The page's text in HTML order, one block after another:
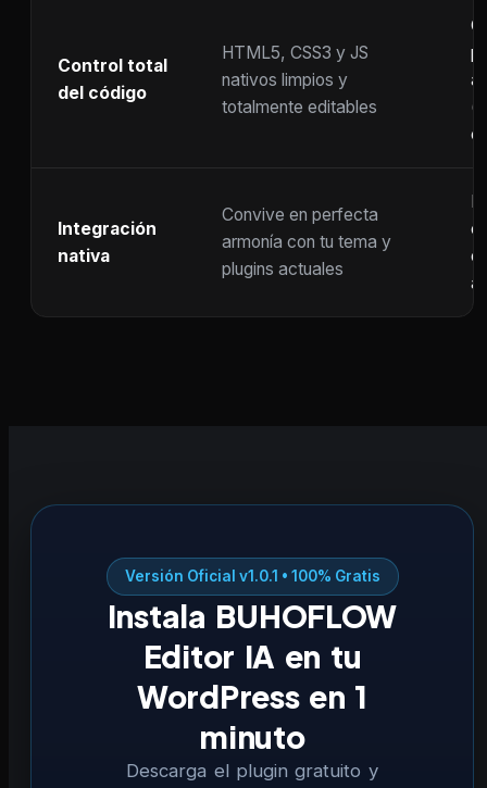
Control total
del código
HTML5, CSS3 y JS
nativos limpios y
totalmente editables
Integración
nativa
Convive en perfecta
armonía con tu tema y
plugins actuales
Versión Oficial v1.0.1 • 100% Gratis
Instala BUHOFLOW
Editor IA en tu
WordPress en 1
minuto
Descarga el plugin gratuito y